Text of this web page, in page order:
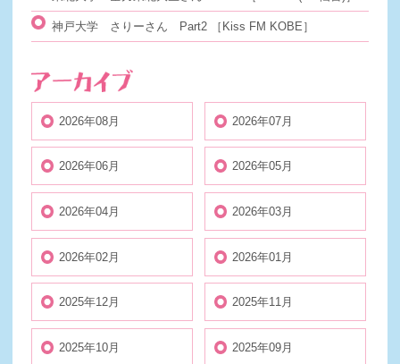
神戸大学 さりーさん Part2 ［Kiss FM KOBE］
2026年08月 2026年07月
2026年06月 2026年05月
2026年04月 2026年03月
2026年02月 2026年01月
2025年12月 2025年11月
2025年10月 2025年09月